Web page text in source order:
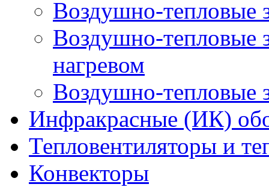
Воздушно-тепловые
Воздушно-тепловые
нагревом
Воздушно-тепловые
Инфракрасные (ИК)
Тепловентиляторы и
Конвекторы